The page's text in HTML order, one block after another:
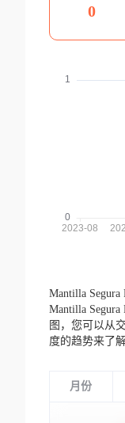
0
Mantilla
Mantilla
图，您可以从
度的趋势来了
月份